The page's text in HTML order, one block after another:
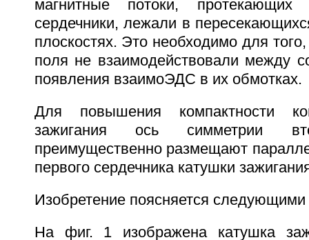
магнитные потоки, протекающих
сердечники, лежали в
плоскостях. Это необходимо для
поля не взаимодействовали между
появления взаимоЭДС в их обмотках.
Для повышения компактности
зажигания ось симметрии
преимущественно размещают
первого сердечника катушки
Изобретение поясняется
На фиг. 1 изображена катушка